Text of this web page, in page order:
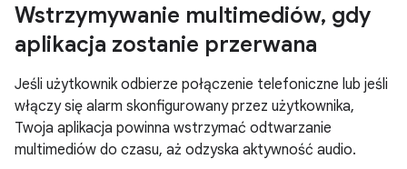
Wstrzymywanie multimediów, gdy
aplikacja zostanie przerwana
Jeśli użytkownik odbierze połączenie telefoniczne lub jeśli
włączy się alarm skonfigurowany przez użytkownika,
Twoja aplikacja powinna wstrzymać odtwarzanie
multimediów do czasu, aż odzyska aktywność audio.